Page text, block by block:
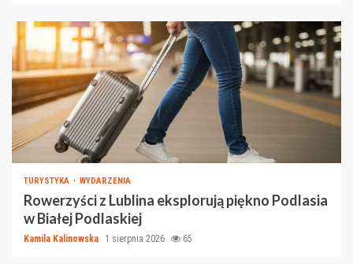
TURYSTYKA WYDARZENIA
Rowerzyści z Lublina eksplorują piękno Podlasia
w Białej Podlaskiej
Kamila Kalinowska 1 sierpnia 2026 65